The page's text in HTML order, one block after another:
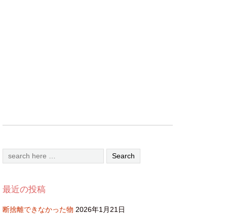
最近の投稿
断捨離できなかった物 2026年1月21日